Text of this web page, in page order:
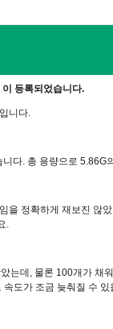
등록되었습니다.
니다.
다. 총 용량으로 5.86G
을 정확하게 재보진 않
.
는데, 물론 100개가 채
도가 조금 늦춰질 수